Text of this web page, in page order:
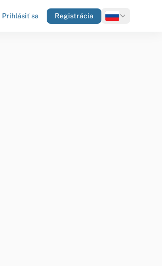
Prihlásiť sa Registrácia